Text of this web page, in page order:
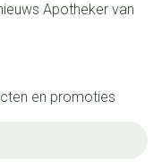
Apotheker van
en promoties